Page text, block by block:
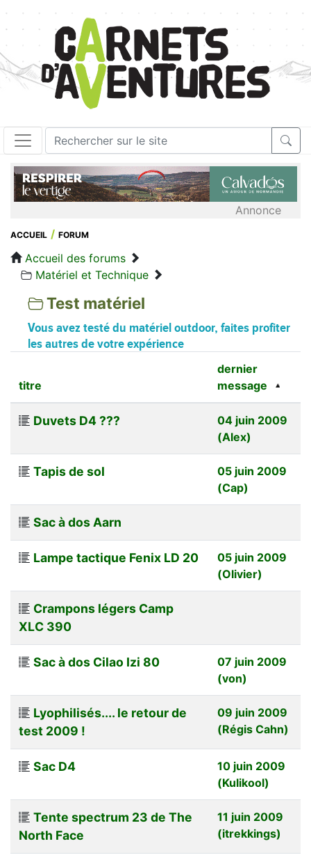
Annonce
ACCUEIL FORUM
Accueil des forums
Matériel et Technique
Test matériel
Vous avez testé du matériel outdoor, faites profiter
les autres de votre expérience
titre
dernier
message
Duvets D4 ???
04 juin 2009
(Alex)
Tapis de sol
05 juin 2009
(Cap)
Sac à dos Aarn
Lampe tactique Fenix LD 20
05 juin 2009
(Olivier)
Crampons légers Camp
XLC 390
Sac à dos Cilao Izi 80
07 juin 2009
(von)
Lyophilisés.... le retour de
test 2009 !
09 juin 2009
(Régis Cahn)
Sac D4
10 juin 2009
(Kulikool)
Tente spectrum 23 de The
North Face
11 juin 2009
(itrekkings)